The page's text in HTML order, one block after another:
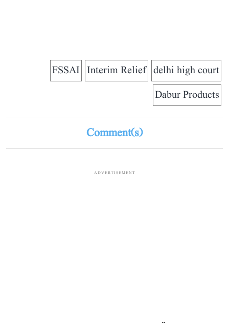
delhi high court
Interim Relief
FSSAI
Dabur Products
Comment(s)
ADVERTISEMENT